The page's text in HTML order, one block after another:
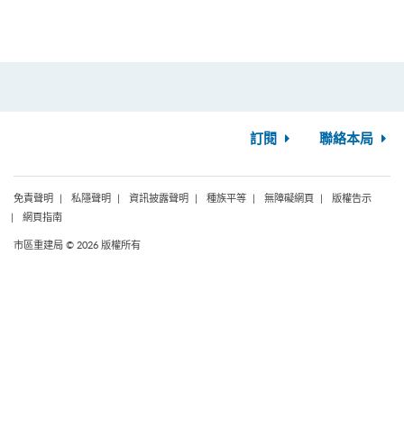
訂閱 聯絡本局
免責聲明 私隱聲明 資訊披露聲明 種族平等 無障礙網頁
版權告示
網頁指南
市區重建局 © 2026 版權所有